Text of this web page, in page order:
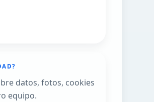
datos, fotos, cookies
equipo.